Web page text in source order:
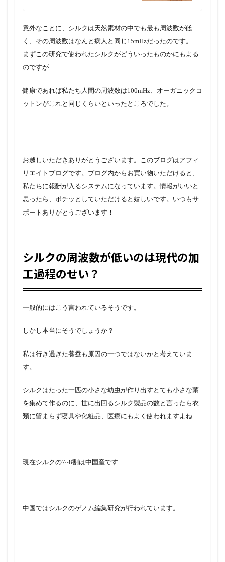
意外なことに、シルクは天然素材の中でも最も周波数が低
く、その周波数はなんと病人と同じ15mHzだったのです。
まずこの研究で使われたシルクがどういったものかにもよる
のですが…
健康であれば私たち人間の周波数は100mHz、オーガニックコ
ットンがこれと同じくらいといったところでした。
お越しいただきありがとうございます。このブログはアフィ
リエイトブログです。ブログ内からお買い物いただけると、
私たちに報酬が入るシステムになっています。情報がいいと
思ったら、ポチッとしていただけると嬉しいです。いつもサ
ポートありがとうございます！
シルクの周波数が低いのは現代の加
工過程のせい？
一般的にはこう言われているそうです。
しかし本当にそうでしょうか？
私は行き過ぎた養蚕も原因の一つではないかと考えていま
す。
シルクはたった一匹の小さな幼虫が作り出すとても小さな繭
を集めて作るのに、世に出回るシルク製品の数と言ったら衣
類に留まらず寝具や化粧品、医療にもよく使われますよね…
現在シルクの7~8割は中国産です
中国ではシルクのゲノム編集研究が行われています。